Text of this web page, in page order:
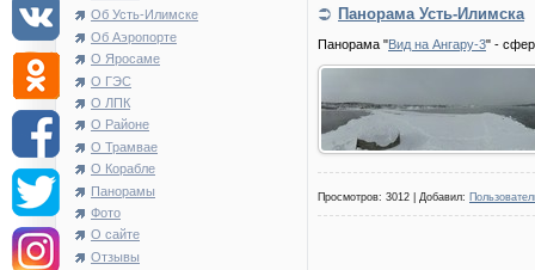
Об Усть-Илимске
Об Аэропорте
О Яросаме
О ГЭС
О ЛПК
О Районе
О Трамвае
О Корабле
Панорамы
Фото
О сайте
Отзывы
Панорама Усть-Илимска
Панорама "Вид на Ангару-3" -
Просмотров: 3012 | Добавил: